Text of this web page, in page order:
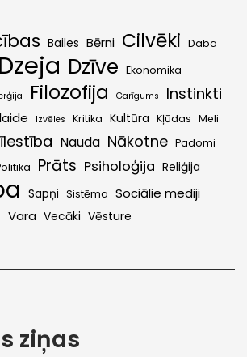
Bailes Bērni Cilvēki Daba
Dzeja Dzīve Ekonomika
Filozofija Garīgums Instinkti
Izvēles Kritika Kultūra Kļūdas Meli
Nauda Nākotne Padomi
Prāts Psiholoģija Reliģija
Sapņi Sistēma Sociālie mediji
Vara Vecāki Vēsture
ziņas